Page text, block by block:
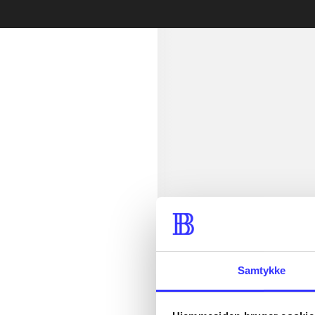
Samtykke